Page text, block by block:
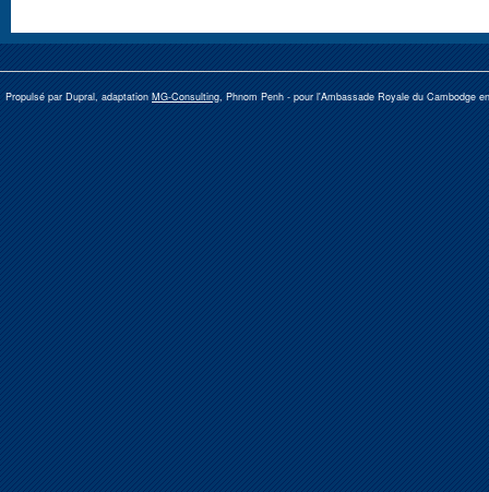
Propulsé par Dupral, adaptation MG-Consulting, Phnom Penh - pour l'Ambassade Royale du Cambodge